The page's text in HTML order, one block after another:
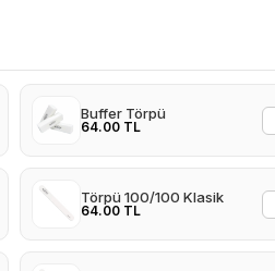
Buffer Törpü
64.00 TL
Törpü 100/100 Klasik
64.00 TL